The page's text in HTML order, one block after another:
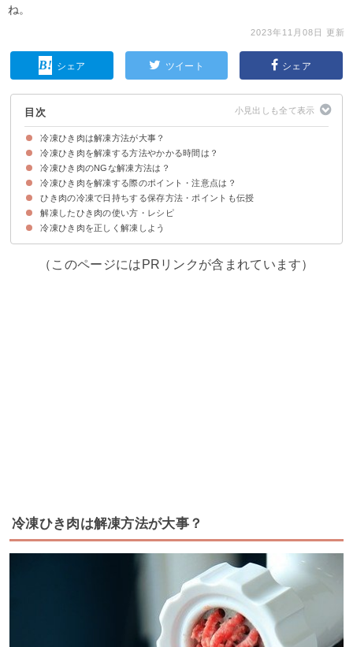
ね。
2023年11月08日 更新
シェア ツイート シェア
目次
冷凍ひき肉は解凍方法が大事？
冷凍ひき肉を解凍する方法やかかる時間は？
①冷蔵庫で自然解凍する場合
②電子レンジで解凍する場合
③フライパンでそのまま炒めて解凍する場合
④流水で解凍する場合
冷凍ひき肉のNGな解凍方法は？
常温で自然解凍しない
冷凍ひき肉を解凍する際のポイント・注意点は？
①解凍後に時間を置いて使う
②解凍後に再冷凍はしない
③半解凍の状態で調理する
ひき肉の冷凍で日持ちする保存方法・ポイントも伝授
①小分けにして保存する
②新鮮な状態で保存する
③密閉して保存する
解凍したひき肉の使い方・レシピ
①ミートソースパスタ
②キーマカレー
③そぼろ
冷凍ひき肉を正しく解凍しよう
（このページにはPRリンクが含まれています）
冷凍ひき肉は解凍方法が大事？